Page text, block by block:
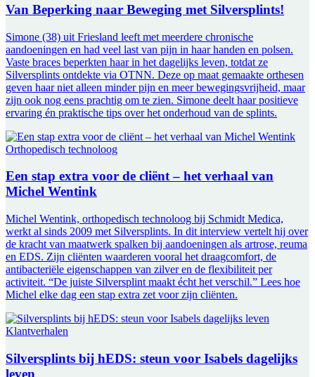
Van Beperking naar Beweging met Silversplints!
Simone (38) uit Friesland leeft met meerdere chronische
aandoeningen en had veel last van pijn in haar handen en polsen.
Vaste braces beperkten haar in het dagelijks leven, totdat ze
Silversplints ontdekte via OTNN. Deze op maat gemaakte orthesen
geven haar niet alleen minder pijn en meer bewegingsvrijheid, maar
zijn ook nog eens prachtig om te zien. Simone deelt haar positieve
ervaring én praktische tips over het onderhoud van de splints.
Orthopedisch technoloog
Een stap extra voor de cliënt – het verhaal van
Michel Wentink
Michel Wentink, orthopedisch technoloog bij Schmidt Medica,
werkt al sinds 2009 met Silversplints. In dit interview vertelt hij over
de kracht van maatwerk spalken bij aandoeningen als artrose, reuma
en EDS. Zijn cliënten waarderen vooral het draagcomfort, de
antibacteriële eigenschappen van zilver en de flexibiliteit per
activiteit. “De juiste Silversplint maakt écht het verschil.” Lees hoe
Michel elke dag een stap extra zet voor zijn cliënten.
Klantverhalen
Silversplints bij hEDS: steun voor Isabels dagelijks
leven